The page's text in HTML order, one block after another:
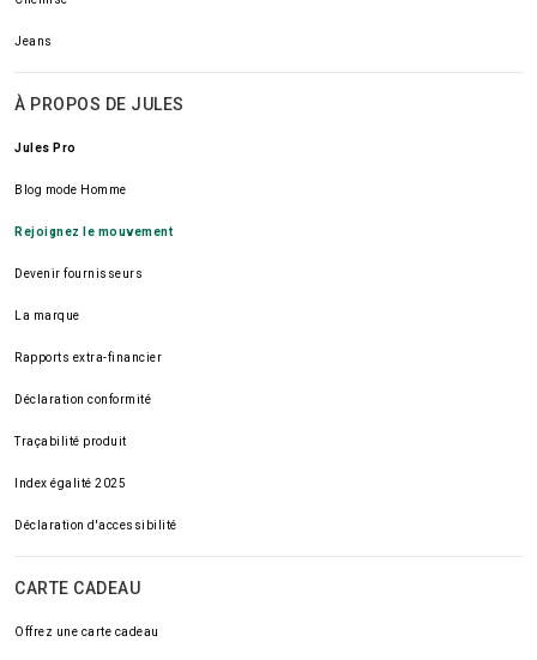
Jeans
À PROPOS DE JULES
Jules Pro
Blog mode Homme
Rejoignez le mouvement
Devenir fournisseurs
La marque
Rapports extra-financier
Déclaration conformité
Traçabilité produit
Index égalité 2025
Déclaration d'accessibilité
CARTE CADEAU
Offrez une carte cadeau